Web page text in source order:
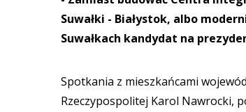
Suwałki - Białystok, albo
Suwałkach kandydat na
Spotkania z mieszkańcami
Rzeczypospolitej Karol Nawrocki,